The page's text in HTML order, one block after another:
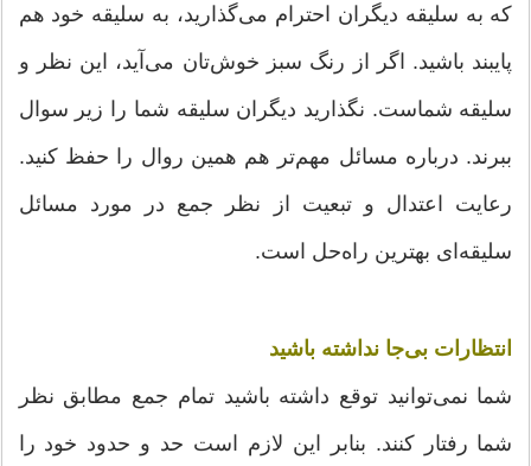
که به سلیقه دیگران احترام می‌گذارید، به سلیقه خود هم
پایبند باشید. اگر از رنگ سبز خوش‌تان می‌آید، این نظر و
سلیقه شماست. نگذارید دیگران سلیقه شما را زیر سوال
ببرند. درباره مسائل مهم‌تر هم همین روال را حفظ کنید.
رعایت اعتدال و تبعیت از نظر جمع در مورد مسائل
سلیقه‌ای بهترین راه‌حل است.
انتظارات بی‌جا نداشته باشید
شما نمی‌توانید توقع داشته باشید تمام جمع مطابق نظر
شما رفتار کنند. بنابر این لازم است حد و حدود خود را